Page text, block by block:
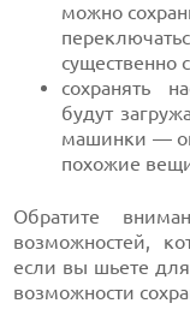
можно
существенно
сохранять
будут
машинки —
похожие
Обратите
возможностей,
если вы шьете для
возможности